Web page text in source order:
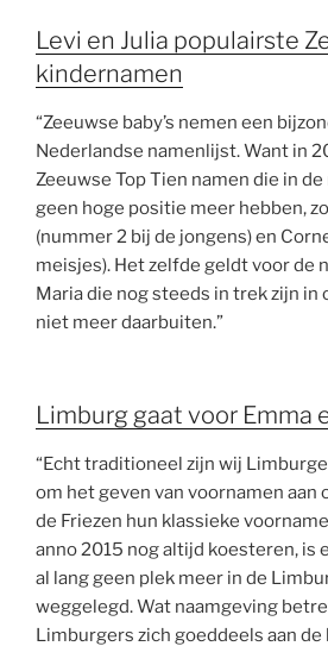
Levi en Julia populairste
kindernamen
“Zeeuwse baby’s nemen een
Nederlandse namenlijst. Want in
Zeeuwse Top Tien namen die in
geen hoge positie meer hebben,
(nummer 2 bij de jongens) en
meisjes). Het zelfde geldt voor de
Maria die nog steeds in trek zijn in
niet meer daarbuiten.”
Limburg gaat voor Emma
“Echt traditioneel zijn wij
om het geven van voornamen aan
de Friezen hun klassieke
anno 2015 nog altijd koesteren, is
al lang geen plek meer in de
weggelegd. Wat naamgeving
Limburgers zich goeddeels aan